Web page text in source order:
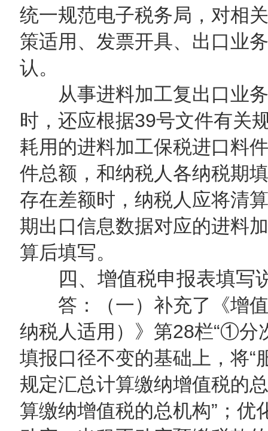
统一规范电子税务局，对相
策适用、发票开具、出口业
认。
从事进料加工复出口业务
时，还应根据39号文件有关
耗用的进料加工保税进口料
件总额，和纳税人各纳税期
存在差额时，纳税人应将清
期出口信息数据对应的进料
算后填写。
四、增值税申报表填写
答：（一）补充了《增值
纳税人适用）》第28栏“①分
填报口径不变的基础上，将“
规定汇总计算缴纳增值税的
算缴纳增值税的总机构”；优